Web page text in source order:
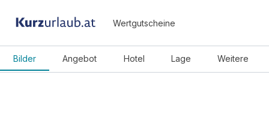
Wertgutscheine
Bilder Angebot Hotel Lage Weitere